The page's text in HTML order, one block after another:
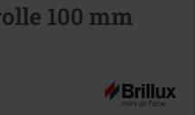
100 mm